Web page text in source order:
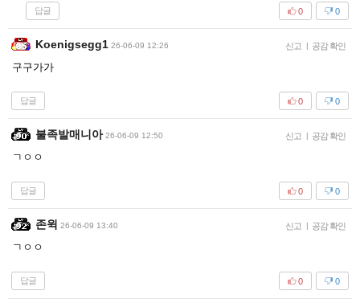
답글 0
0
Koenigsegg1 26-06-09 12:26 신고 | 공감 확인
구구가가
답글 0
0
불족발매니아 26-06-09 12:50 신고 | 공감 확인
ㄱㅇㅇ
답글 0
0
존윅 26-06-09 13:40 신고 | 공감 확인
ㄱㅇㅇ
답글 0
0